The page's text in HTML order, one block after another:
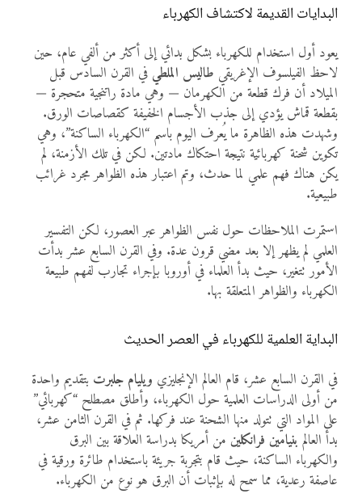
البدايات القديمة لاكتشاف الكهرباء
يعود أول استخدام للكهرباء بشكل بدائي إلى أكثر من ألفي عام، حين
لاحظ الفيلسوف الإغريقي طاليس الملطي في القرن السادس قبل
الميلاد أن فرك قطعة من الكهرمان — وهي مادة راتنجية متحجرة —
بقطعة قماش يؤدي إلى جذب الأجسام الخفيفة كقصاصات الورق.
وشهدت هذه الظاهرة ما يُعرف اليوم باسم “الكهرباء الساكنة”، وهي
تكوين شحنة كهربائية نتيجة احتكاك مادتين. لكن في تلك الأزمنة، لم
يكن هناك فهم علمي لما حدث، وتم اعتبار هذه الظواهر مجرد غرائب
طبيعية.
استمرت الملاحظات حول نفس الظواهر عبر العصور، لكن التفسير
العلمي لم يظهر إلا بعد مضي قرون عدة. وفي القرن السابع عشر بدأت
الأمور تتغير، حيث بدأ العلماء في أوروبا بإجراء تجارب لفهم طبيعة
الكهرباء والظواهر المتعلقة بها.
البداية العلمية للكهرباء في العصر الحديث
في القرن السابع عشر، قام العالم الإنجليزي ويليام جلبرت بتقديم واحدة
من أولى الدراسات العلمية حول الكهرباء، وأطلق مصطلح “كهربائي”
على المواد التي تتولد منها الشحنة عند فركها. ثم في القرن الثامن عشر،
بدأ العالم بنيامين فرانكلينمن أمريكا بدراسة العلاقة بين البرق
والكهرباء الساكنة، حيث قام بتجربة جريئة باستخدام طائرة ورقية في
عاصفة رعدية، مما سمح له بإثبات أن البرق هو نوع من الكهرباء.